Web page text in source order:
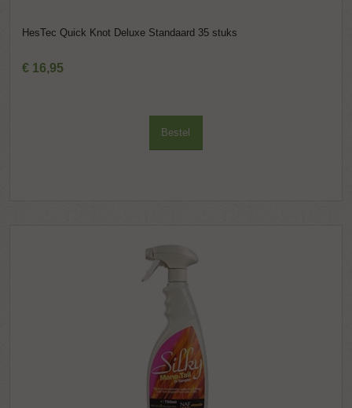
HesTec Quick Knot Deluxe Standaard 35 stuks
€ 16,95
Bestel